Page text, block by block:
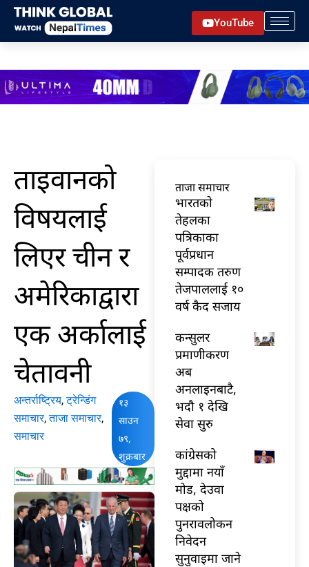
Skip
content
YouTube
ताइवानको
विषयलाई
लिएर चीन र
अमेरिकाद्वारा
एक अर्कालाई
चेतावनी
अन्तर्राष्ट्रिय,ट्रेन्डिंग
समाचार,ताजा समाचार,
समाचार
१३
साउन
७९,
शुक्रबार
ताजा समाचार
भारतकाे
तेहलका
पत्रिकाका
पूर्वप्रधान
सम्पादक तरुण
तेजपाललाई १०
वर्ष कैद सजाय
कन्सुलर
प्रमाणीकरण
अब
अनलाइनबाटै,
भदौ १ देखि
सेवा सुरु
कांग्रेसको
मुद्दामा नयाँ
मोड, देउवा
पक्षको
पुनरावलोकन
निवेदन
सुनुवाइमा जाने